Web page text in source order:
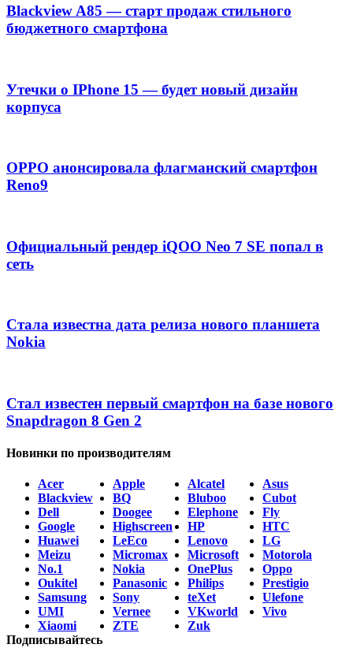
Blackview A85 — старт продаж стильного
бюджетного смартфона
Утечки о IPhone 15 — будет новый дизайн
корпуса
OPPO анонсировала флагманский смартфон
Reno9
Официальный рендер iQOO Neo 7 SE попал в
сеть
Стала известна дата релиза нового планшета
Nokia
Стал известен первый смартфон на базе нового
Snapdragon 8 Gen 2
Новинки по производителям
Acer Apple Alcatel
Asus
Blackview
BQ Bluboo
Cubot
Dell
Doogee Elephone
Fly
Google
Highscreen HP
HTC
Huawei
LeEco Lenovo
LG
Meizu
Micromax Microsoft
Motorola
No.1
Nokia OnePlus
Oppo
Oukitel
Panasonic Philips
Prestigio
Samsung
Sony teXet
Ulefone
UMI
Vernee VKworld
Vivo
Xiaomi
ZTE
Zuk
Подписывайтесь